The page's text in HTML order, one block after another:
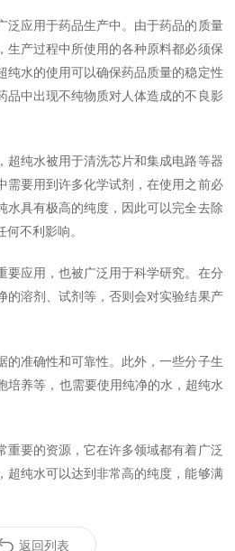
应用于药品生产中。由于药品的质量
生产过程中所使用的各种原料都必须保
纯水的使用可以确保药品质量的稳定性
品中出现不纯物质对人体造成的不良影
纯水被用于清洗芯片和集成电路等器
需要用到许多化学试剂，在使用之前必
水具有极高的纯度，因此可以完全去除
不利影响。
应用，也被广泛用于科学研究。在分
的溶剂、试剂等，否则会对实验结果产
准确性和可靠性。此外，一些分子生
培养等，也需要使用纯净的水，超纯水
要的资源，它在许多领域都有着广泛
超纯水可以达到非常高的纯度，能够满
返回列表